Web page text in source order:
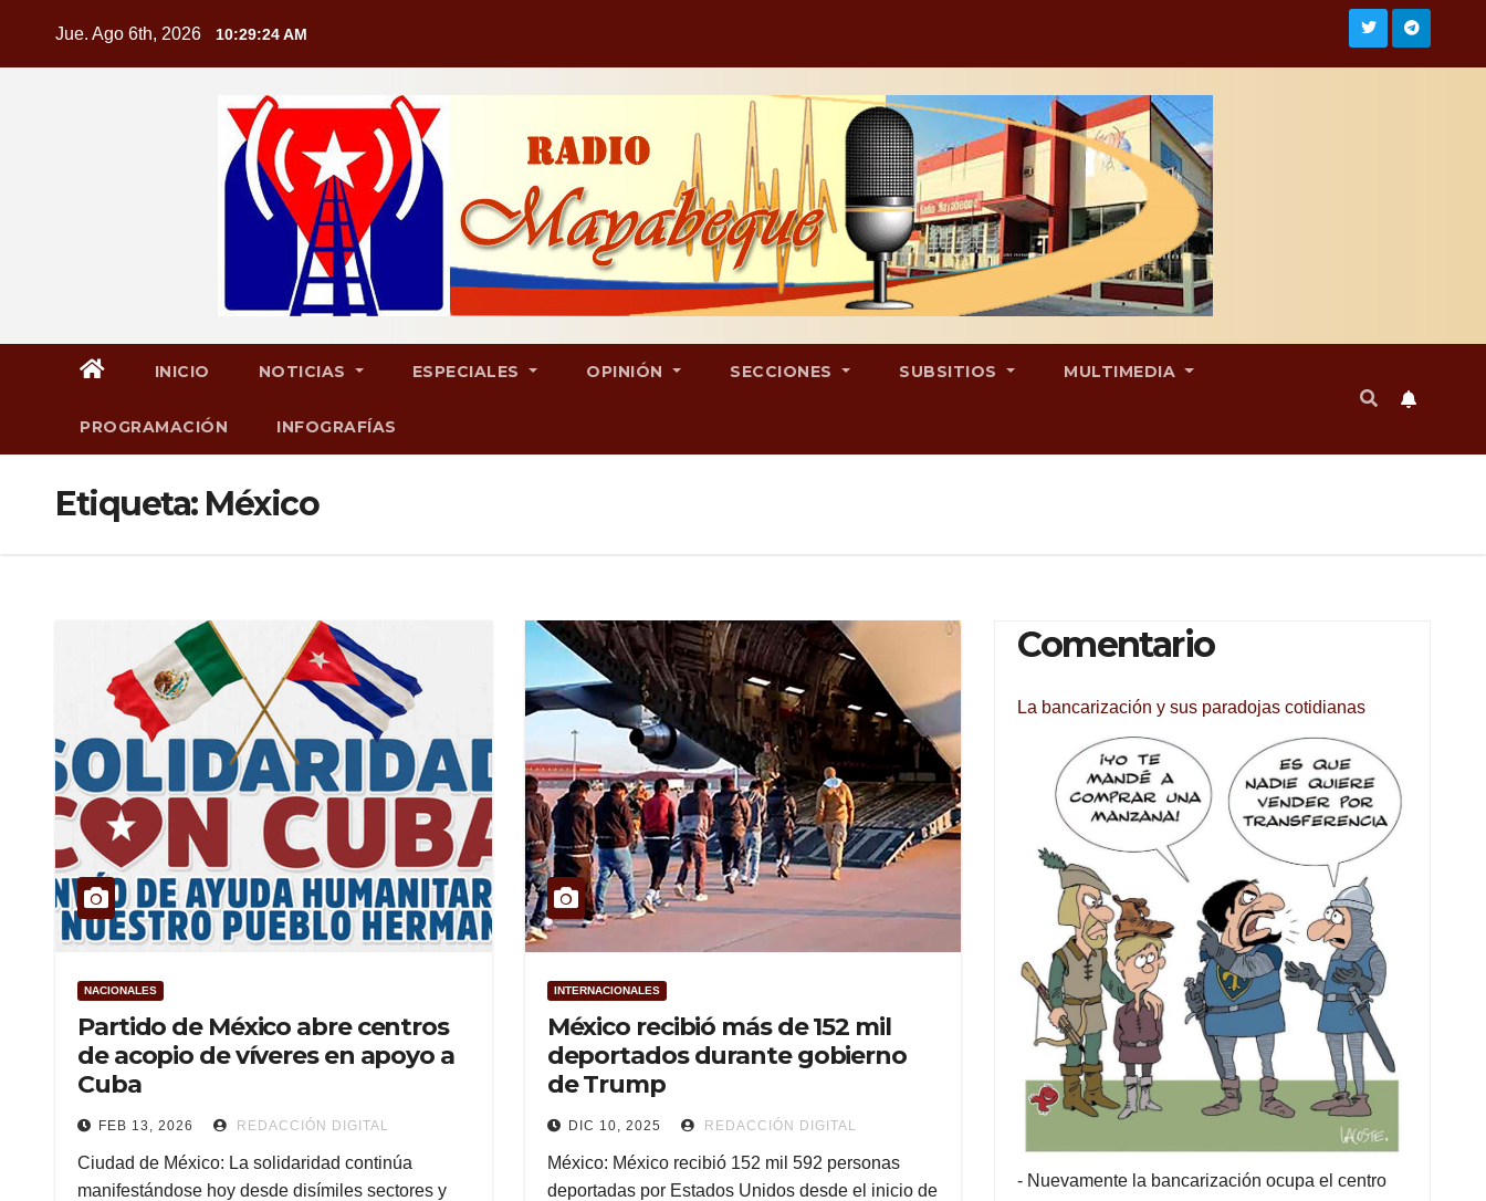
Jue. Ago 6th, 2026 10:29:26 AM
INICIO NOTICIAS ESPECIALES OPINIÓN SECCIONES SUBSITIOS MULTIMEDIA
PROGRAMACIÓN INFOGRAFÍAS
Etiqueta: México
NACIONALES
Partido de México abre centros
de acopio de víveres en apoyo a
Cuba
FEB 13, 2026 REDACCIÓN DIGITAL
Ciudad de México: La solidaridad continúa
manifestándose hoy desde disímiles sectores y
INTERNACIONALES
México recibió más de 152 mil
deportados durante gobierno
de Trump
DIC 10, 2025 REDACCIÓN DIGITAL
México: México recibió 152 mil 592 personas
deportadas por Estados Unidos desde el inicio de
Comentario
La bancarización y sus paradojas cotidianas
- Nuevamente la bancarización ocupa el centro